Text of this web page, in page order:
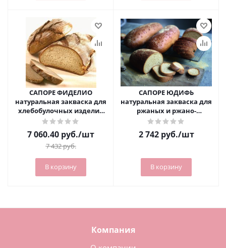
САПОРЕ ФИДЕЛИО
натуральная закваска для
хлебобулочных изделий
(канистра 10 кг)
7 060.40 руб./шт
7 432руб.
В корзину
САПОРЕ ЮДИФЬ
натуральная закваска для
ржаных и ржано-
пшеничных видов хлеба
(мешок 10 кг)
2 742руб./шт
В корзину
Компания